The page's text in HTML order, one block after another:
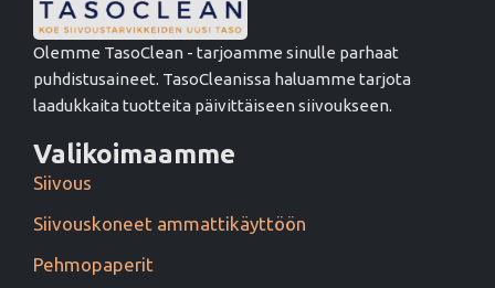
Olemme TasoClean - tarjoamme sinulle parhaat
puhdistusaineet. TasoCleanissa haluamme tarjota
laadukkaita tuotteita päivittäiseen siivoukseen.
Valikoimaamme
Siivous
Siivouskoneet ammattikäyttöön
Pehmopaperit